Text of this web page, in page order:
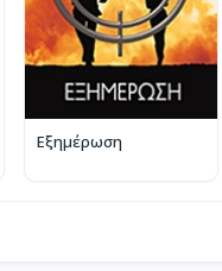
Εξημέρωση